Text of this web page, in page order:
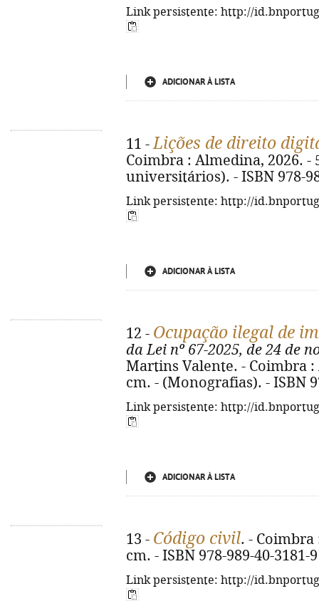
Link persistente: http://
ADICIONAR À LISTA
11 -Lições de direito
Coimbra : Almedina, 2026. -
universitários). - ISBN 978-
Link persistente: http://
ADICIONAR À LISTA
12 - Ocupação ilegal de
da Lei nº 67-2025, de 24 de
Martins Valente. - Coimbra :
cm. - (Monografias). - ISBN
Link persistente: http://
ADICIONAR À LISTA
13 - Código civil. - Coimbra
cm. - ISBN 978-989-40-3181-9
Link persistente: http://